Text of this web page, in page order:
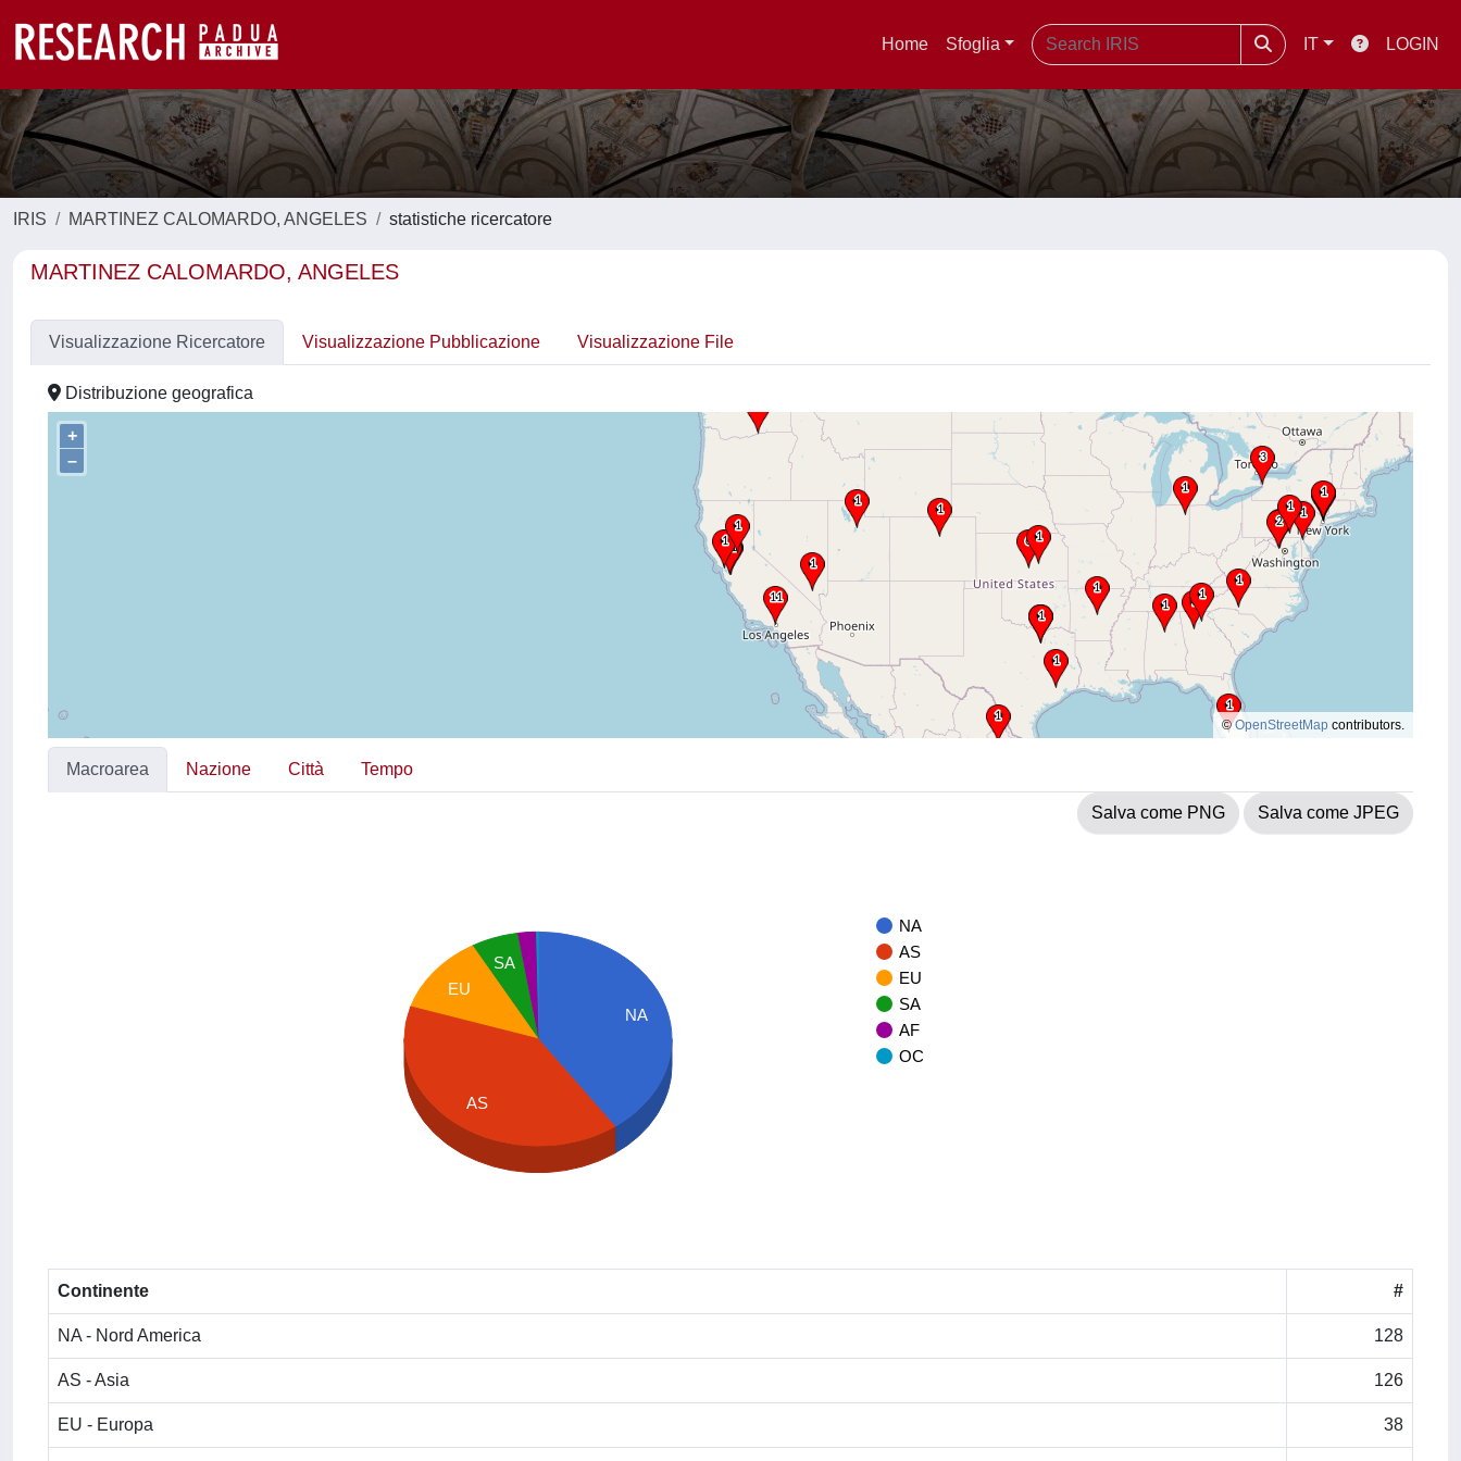
Home Sfoglia IT LOGIN
IRIS MARTINEZ CALOMARDO, ANGELES statistiche ricercatore
MARTINEZ CALOMARDO, ANGELES
Visualizzazione Ricercatore Visualizzazione Pubblicazione Visualizzazione File
Distribuzione geografica
+
–
©OpenStreetMap contributors.
Macroarea Nazione Città Tempo
Salva come PNG Salva come JPEG
NA
AS
EU
SA
AF
OC
NA
SA
EU
AS
Continente #
NA - Nord America 128
AS - Asia 126
EU - Europa 38